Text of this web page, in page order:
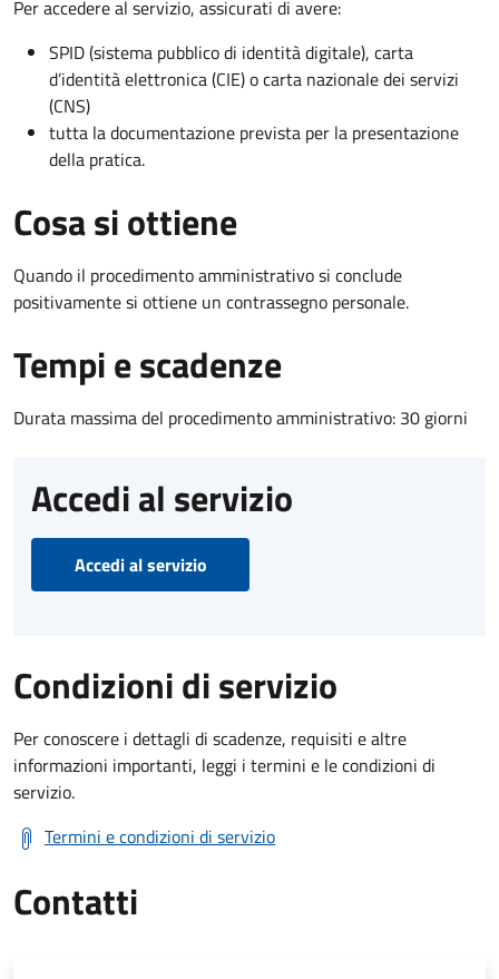
Per accedere al servizio, assicurati di avere:
SPID (sistema pubblico di identità digitale), carta
d’identità elettronica (CIE) o carta nazionale dei servizi
(CNS)
tutta la documentazione prevista per la presentazione
della pratica.
Cosa si ottiene
Quando il procedimento amministrativo si conclude
positivamente si ottiene un contrassegno personale.
Tempi e scadenze
Durata massima del procedimento amministrativo: 30 giorni
Accedi al servizio
Accedi al servizio
Condizioni di servizio
Per conoscere i dettagli di scadenze, requisiti e altre
informazioni importanti, leggi i termini e le condizioni di
servizio.
Termini e condizioni di servizio
Contatti